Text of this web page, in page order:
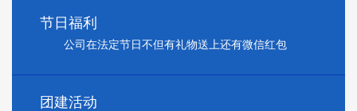
节日福利
公司在法定节日不但有礼物送上还有微信红包
团建活动